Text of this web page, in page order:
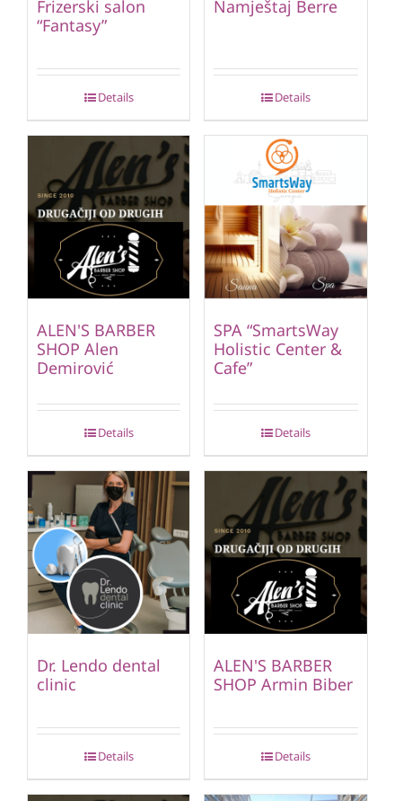
Frizerski salon
“Fantasy”
Details
Namještaj Berre
Details
ALEN'S BARBER
SHOP Alen
Demirović
Details
SPA “SmartsWay
Holistic Center &
Cafe”
Details
Dr. Lendo dental
clinic
Details
ALEN'S BARBER
SHOP Armin Biber
Details